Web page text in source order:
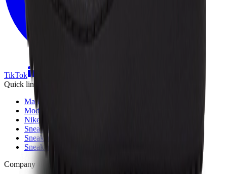
TikTok
Quick links
Marken
Modelle
Nike Air Max Day
Sneaker Shopping Guide
Sneaker Size Guide
Sneaker FAQ
Company